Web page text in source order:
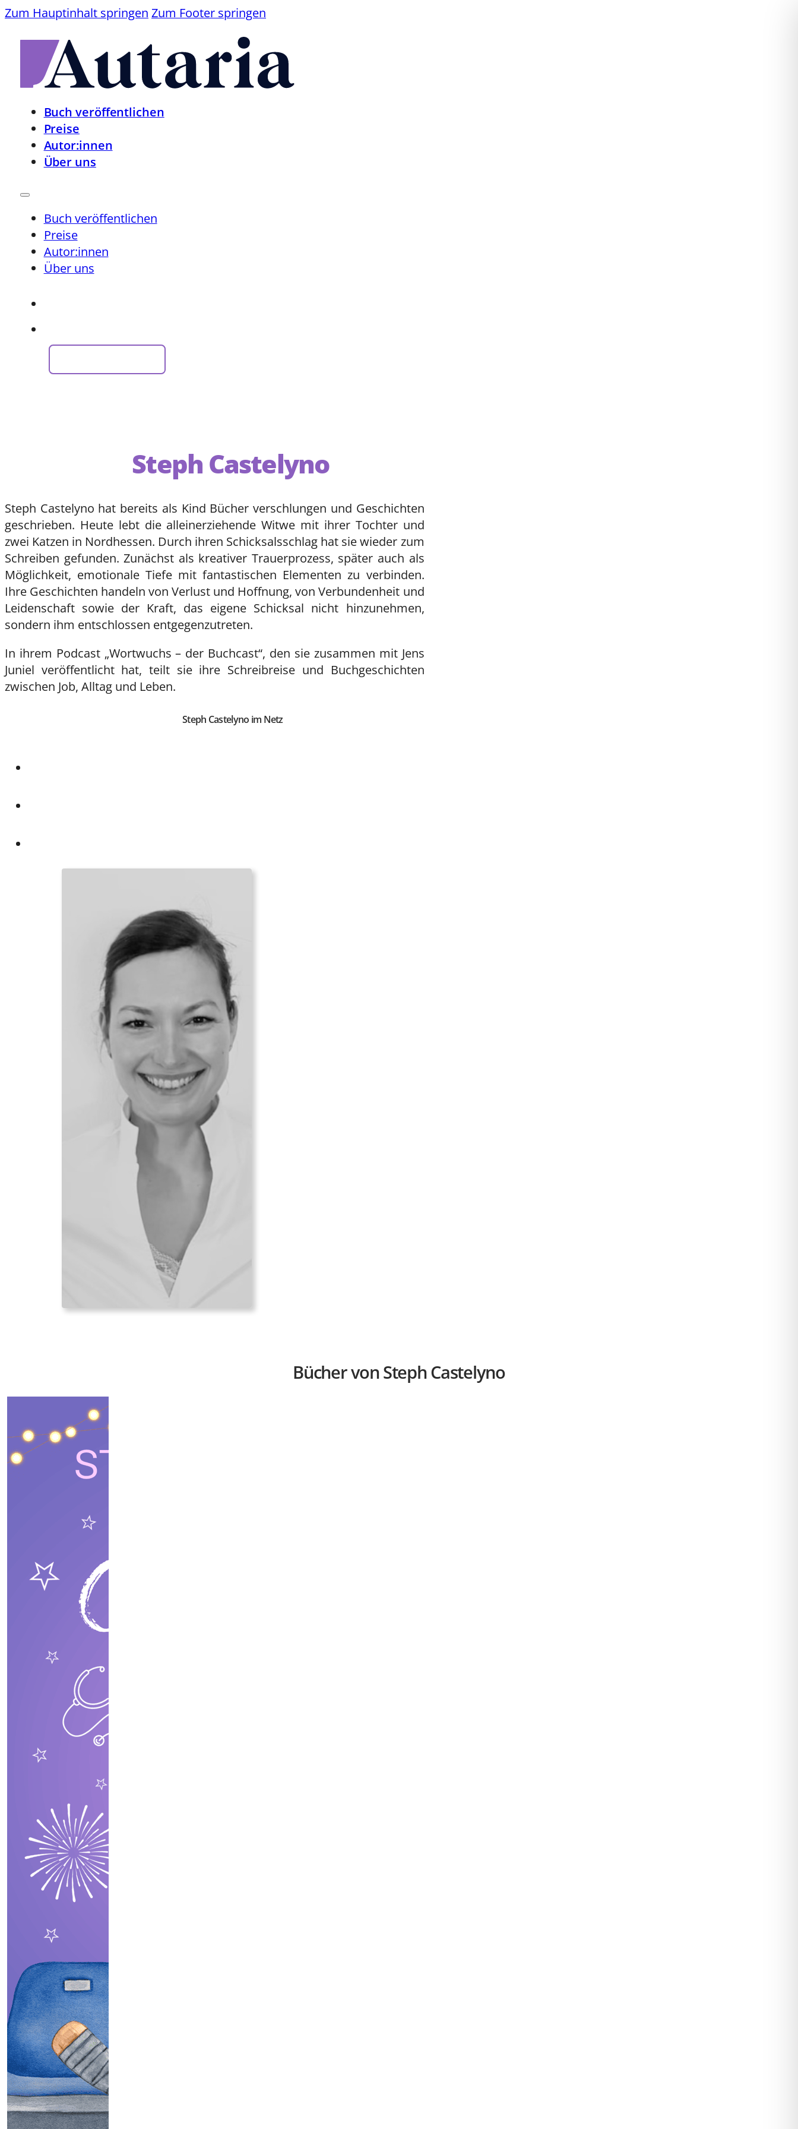
Zum Hauptinhalt springen Zum Footer springen
Buch veröffentlichen
Preise
Autor:innen
Über uns
Buch veröffentlichen
Preise
Autor:innen
Über uns
Steph Castelyno
Steph Castelyno hat bereits als Kind Bücher verschlungen und Geschichten
geschrieben. Heute lebt die alleinerziehende Witwe mit ihrer Tochter und
zwei Katzen in Nordhessen. Durch ihren Schicksalsschlag hat sie wieder zum
Schreiben gefunden. Zunächst als kreativer Trauerprozess, später auch als
Möglichkeit, emotionale Tiefe mit fantastischen Elementen zu verbinden.
Ihre Geschichten handeln von Verlust und Hoffnung, von Verbundenheit und
Leidenschaft sowie der Kraft, das eigene Schicksal nicht hinzunehmen,
sondern ihm entschlossen entgegenzutreten.
In ihrem Podcast „Wortwuchs – der Buchcast“, den sie zusammen mit Jens
Juniel veröffentlicht hat, teilt sie ihre Schreibreise und Buchgeschichten
zwischen Job, Alltag und Leben.
Steph Castelyno im Netz
Bücher von Steph Castelyno